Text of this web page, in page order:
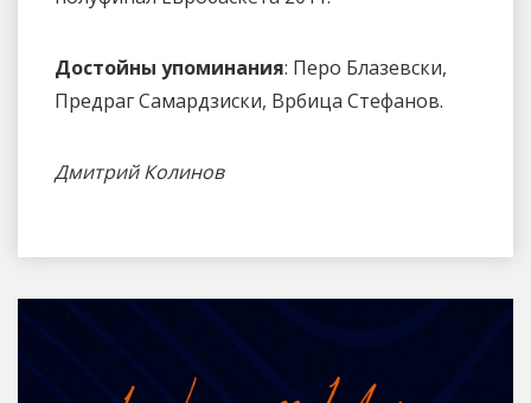
Достойны упоминания: Перо Блазевски,
Предраг Самардзиски, Врбица Стефанов.
Дмитрий Колинов